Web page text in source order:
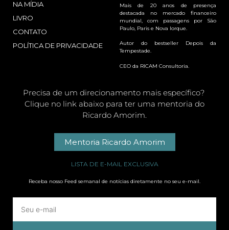
NA MÍDIA
LIVRO
CONTATO
POLÍTICA DE PRIVACIDADE
Mais de 20 anos de presença
destacada no mercado financeiro
mundial, com passagens por São
Paulo, Paris e Nova Iorque.
Autor do bestseller Depois da
Tempestade.
CEO da RICAM Consultoria.
Precisa de um direcionamento mais específico?
Clique no link abaixo para ter uma mentoria do
Ricardo Amorim.
Mentoria Ricardo Amorim
LISTA DE E-MAIL EXCLUSIVA
Receba nosso Feed semanal de notícias diretamente no seu e-mail.